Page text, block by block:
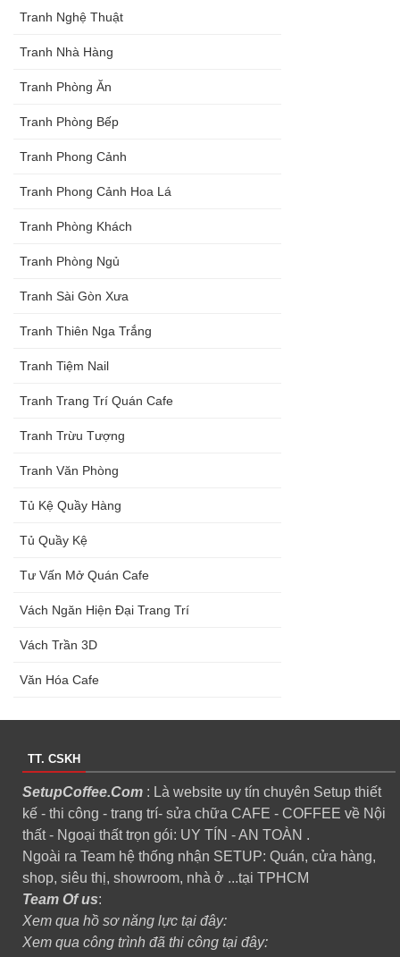
Tranh Nghệ Thuật
Tranh Nhà Hàng
Tranh Phòng Ăn
Tranh Phòng Bếp
Tranh Phong Cảnh
Tranh Phong Cảnh Hoa Lá
Tranh Phòng Khách
Tranh Phòng Ngủ
Tranh Sài Gòn Xưa
Tranh Thiên Nga Trắng
Tranh Tiệm Nail
Tranh Trang Trí Quán Cafe
Tranh Trừu Tượng
Tranh Văn Phòng
Tủ Kệ Quầy Hàng
Tủ Quầy Kệ
Tư Vấn Mở Quán Cafe
Vách Ngăn Hiện Đại Trang Trí
Vách Trần 3D
Văn Hóa Cafe
TT. CSKH
SetupCoffee.Com : Là website uy tín chuyên Setup thiết
kế - thi công - trang trí- sửa chữa CAFE - COFFEE về Nội
thất - Ngoại thất trọn gói: UY TÍN - AN TOÀN .
Ngoài ra Team hệ thống nhận SETUP: Quán, cửa hàng,
shop, siêu thị, showroom, nhà ở ...tại TPHCM
Team Of us:
Xem qua hồ sơ năng lực tại đây:
Xem qua công trình đã thi công tại đây: